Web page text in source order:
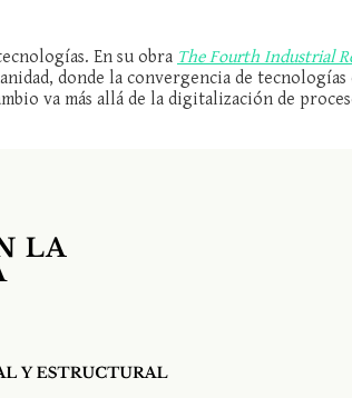
En su obra The Fourth Industrial
donde la convergencia de
va más allá de la digitalización de